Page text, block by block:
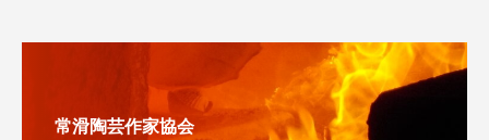
常滑陶芸作家協会